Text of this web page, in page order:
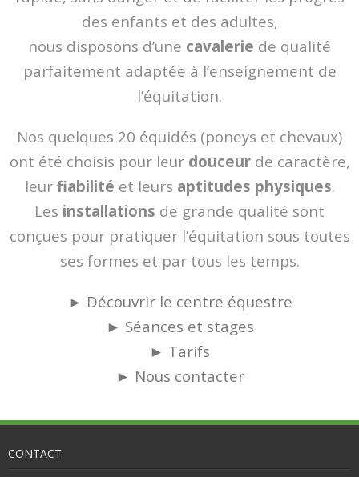
des enfants et des adultes,
nous disposons d’une cavalerie de qualité
parfaitement adaptée à l’enseignement de
l’équitation.
Nos quelques 20 équidés (poneys et chevaux)
ont été choisis pour leur douceurde caractère,
leur fiabilité et leurs aptitudes physiques.
Les installations de grande qualité sont
conçues pour pratiquer l’équitation sous toutes
ses formes et par tous les temps.
► Découvrir le centre équestre
► Séances et stages
► Tarifs
► Nous contacter
CONTACT